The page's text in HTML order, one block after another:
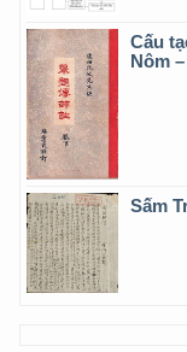
Cấu
Nôm
Sấm